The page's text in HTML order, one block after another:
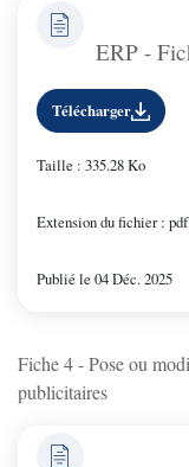
ERP -
Télécharger
Taille : 335.28 Ko
Extension du fichier : pdf
Publié le 04 Déc. 2025
Fiche 4 - Pose ou
publicitaires